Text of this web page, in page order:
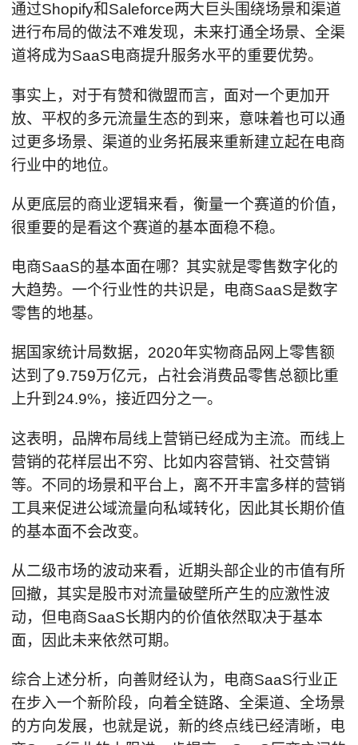
通过Shopify和Saleforce两大巨头围绕场景和渠道
进行布局的做法不难发现，未来打通全场景、全渠
道将成为SaaS电商提升服务水平的重要优势。
事实上，对于有赞和微盟而言，面对一个更加开
放、平权的多元流量生态的到来，意味着也可以通
过更多场景、渠道的业务拓展来重新建立起在电商
行业中的地位。
从更底层的商业逻辑来看，衡量一个赛道的价值，
很重要的是看这个赛道的基本面稳不稳。
电商SaaS的基本面在哪？其实就是零售数字化的
大趋势。一个行业性的共识是，电商SaaS是数字
零售的地基。
据国家统计局数据，2020年实物商品网上零售额
达到了9.759万亿元，占社会消费品零售总额比重
上升到24.9%，接近四分之一。
这表明，品牌布局线上营销已经成为主流。而线上
营销的花样层出不穷、比如内容营销、社交营销
等。不同的场景和平台上，离不开丰富多样的营销
工具来促进公域流量向私域转化，因此其长期价值
的基本面不会改变。
从二级市场的波动来看，近期头部企业的市值有所
回撤，其实是股市对流量破壁所产生的应激性波
动，但电商SaaS长期内的价值依然取决于基本
面，因此未来依然可期。
综合上述分析，向善财经认为，电商SaaS行业正
在步入一个新阶段，向着全链路、全渠道、全场景
的方向发展，也就是说，新的终点线已经清晰，电